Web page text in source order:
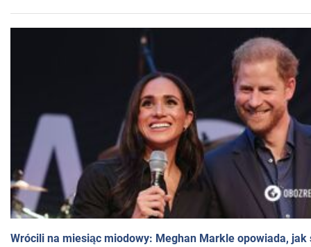
Wrócili na miesiąc miodowy: Meghan Markle opowiada, jak